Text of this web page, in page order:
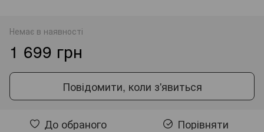
Немає в наявності
1 699 грн
Повідомити, коли з'явиться
До обраного Порівняти